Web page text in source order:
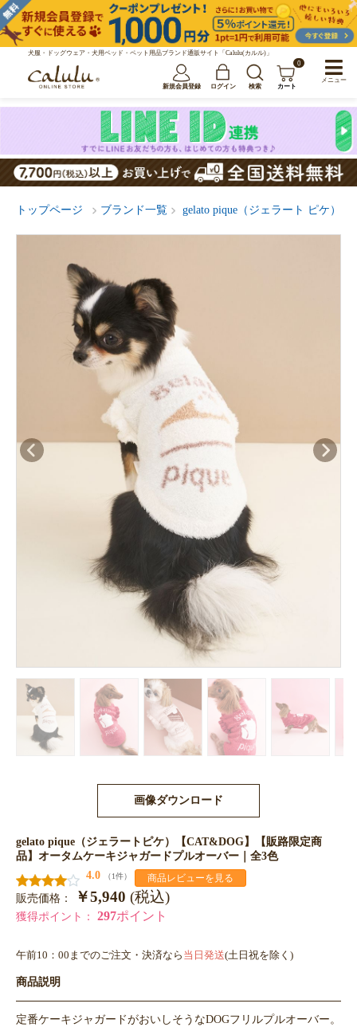
犬服・ドッグウェア・犬用ベッド・ペット用品ブランド通販サイト「Calulu(カルル)」
新規会員登録 ログイン 検索
0
カート
トップページ ブランド一覧 gelato pique（ジェラート ピケ）
画像ダウンロード
gelato pique（ジェラートピケ）【CAT&DOG】【販路限定商
品】オータムケーキジャガードプルオーバー｜全3色
4.0
（1件） 商品レビューを見る
販売価格： ￥5,940 (税込)
獲得ポイント： 297ポイント
午前10：00までのご注文・決済なら 当日発送(土日祝を除く)
商品説明
定番ケーキジャガードがおいしそうなDOGフリルプルオーバー。
メニュー